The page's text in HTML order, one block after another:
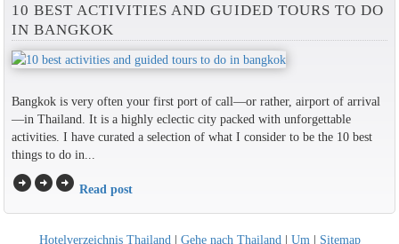
10 BEST ACTIVITIES AND GUIDED TOURS TO DO
IN BANGKOK
Bangkok is very often your first port of call—or rather, airport of arrival
—in Thailand. It is a highly eclectic city packed with unforgettable
activities. I have curated a selection of what I consider to be the 10 best
things to do in...
arrow_circle_rightarrow_circle_rightarrow_circle_right Read post
Hotelverzeichnis Thailand | Gehe nach Thailand | Um | Sitemap